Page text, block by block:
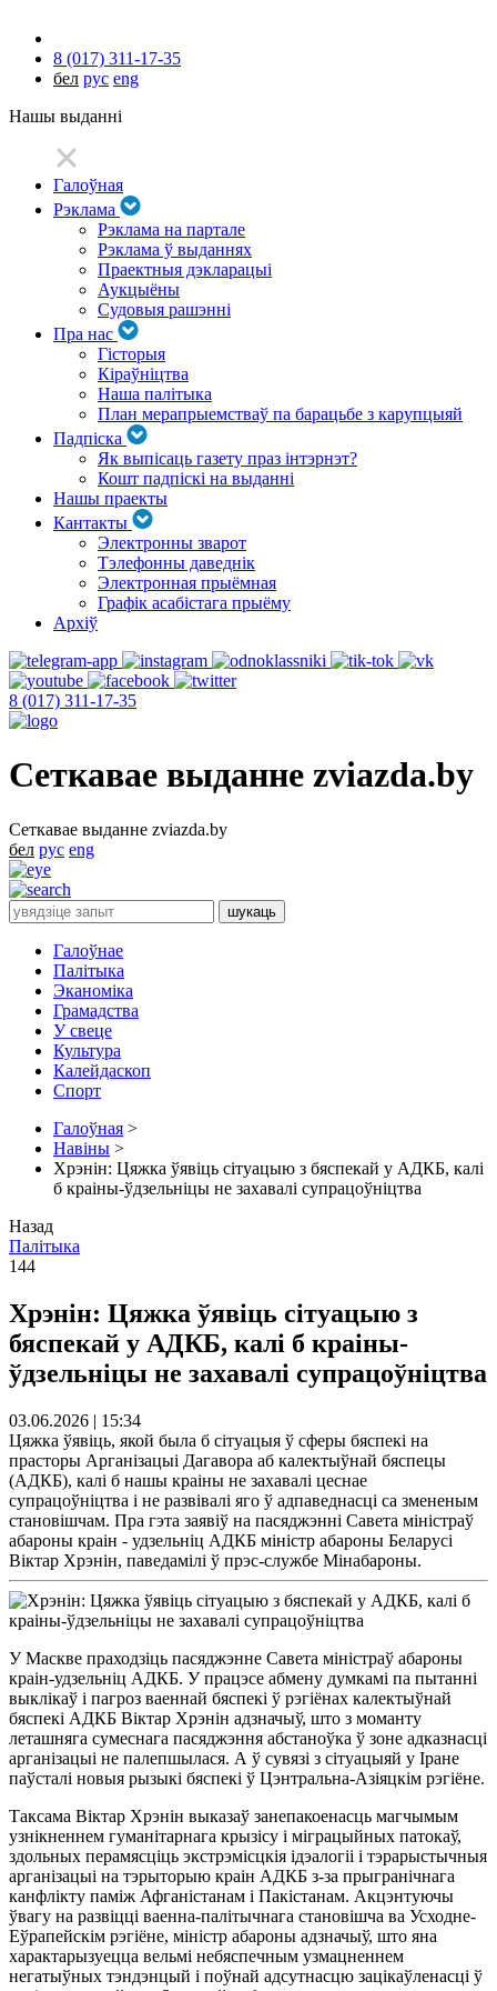
8 (017) 311-17-35
бел рус eng
Нашы выданні
Галоўная
Рэклама
Рэклама на партале
Рэклама ў выданнях
Праектныя дэкларацыі
Аукцыёны
Судовыя рашэнні
Пра нас
Гісторыя
Кіраўніцтва
Наша палітыка
План мерапрыемстваў па барацьбе з карупцыяй
Падпіска
Як выпісаць газету праз інтэрнэт?
Кошт падпіскі на выданні
Нашы праекты
Кантакты
Электронны зварот
Тэлефонны даведнік
Электронная прыёмная
Графік асабістага прыёму
Архіў
8 (017) 311-17-35
Сеткавае выданне zviazda.by
Сеткавае выданне zviazda.by
бел рус eng
Галоўнае
Палітыка
Эканоміка
Грамадства
У свеце
Культура
Калейдаскоп
Спорт
Галоўная >
Навіны >
Хрэнін: Цяжка ўявіць сітуацыю з бяспекай у АДКБ, калі
б краіны-ўдзельніцы не захавалі супрацоўніцтва
Назад
Палітыка
144
Хрэнін: Цяжка ўявіць сітуацыю з
бяспекай у АДКБ, калі б краіны-
ўдзельніцы не захавалі супрацоўніцтва
03.06.2026 | 15:34
Цяжка ўявіць, якой была б сітуацыя ў сферы бяспекі на
прасторы Арганізацыі Дагавора аб калектыўнай бяспецы
(АДКБ), калі б нашы краіны не захавалі цеснае
супрацоўніцтва і не развівалі яго ў адпаведнасці са змененым
становішчам. Пра гэта заявіў на пасяджэнні Савета міністраў
абароны краін - удзельніц АДКБ міністр абароны Беларусі
Віктар Хрэнін, паведамілі ў прэс-службе Мінабароны.
У Маскве праходзіць пасяджэнне Савета міністраў абароны
краін-удзельніц АДКБ. У працэсе абмену думкамі па пытанні
выклікаў і пагроз ваеннай бяспекі ў рэгіёнах калектыўнай
бяспекі АДКБ Віктар Хрэнін адзначыў, што з моманту
леташняга сумеснага пасяджэння абстаноўка ў зоне адказнасці
арганізацыі не палепшылася. А ў сувязі з сітуацыяй у Іране
паўсталі новыя рызыкі бяспекі ў Цэнтральна-Азіяцкім рэгіёне.
Таксама Віктар Хрэнін выказаў занепакоенасць магчымым
узнікненнем гуманітарнага крызісу і міграцыйных патокаў,
здольных перамясціць экстрэмісцкія ідэалогіі і тэрарыстычныя
арганізацыі на тэрыторыю краін АДКБ з-за прыгранічнага
канфлікту паміж Афганістанам і Пакістанам. Акцэнтуючы
ўвагу на развіцці ваенна-палітычнага становішча ва Усходне-
Еўрапейскім рэгіёне, міністр абароны адзначыў, што яна
характарызуецца вельмі небяспечным узмацненнем
негатыўных тэндэнцый і поўнай адсутнасцю зацікаўленасці ў